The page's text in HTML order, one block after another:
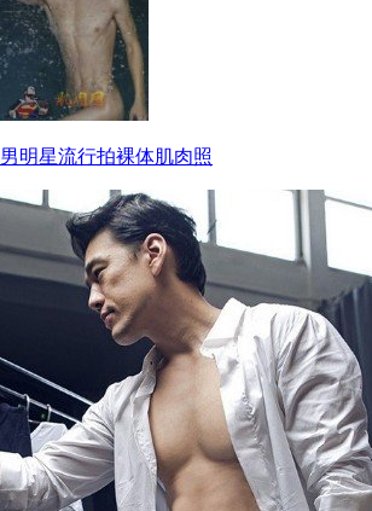
男明星流行拍裸体肌肉照